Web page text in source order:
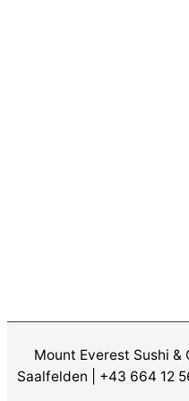
Mount Everest Sushi
Saalfelden | +43 664